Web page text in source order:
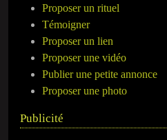
Proposer un rituel
Témoigner
Proposer un lien
Proposer une vidéo
Publier une petite annonce
Proposer une photo
Publicité